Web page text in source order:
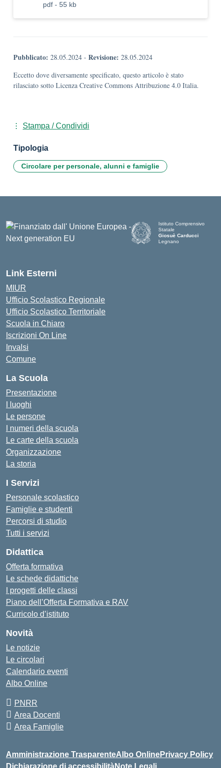
pdf - 55 kb
Pubblicato: 28.05.2024 - Revisione: 28.05.2024
Eccetto dove diversamente specificato, questo articolo è stato
rilasciato sotto Licenza Creative Commons Attribuzione 4.0 Italia.
Stampa / Condividi
Tipologia
Circolare per personale, alunni e famiglie
Istituto Comprensivo
Statale
Giosuè Carducci
Legnano
Link Esterni
MIUR
Ufficio Scolastico Regionale
Ufficio Scolastico Territoriale
Scuola in Chiaro
Iscrizioni On Line
Invalsi
Comune
La Scuola
Presentazione
I luoghi
Le persone
I numeri della scuola
Le carte della scuola
Organizzazione
La storia
I Servizi
Personale scolastico
Famiglie e studenti
Percorsi di studio
Tutti i servizi
Didattica
Offerta formativa
Le schede didattiche
I progetti delle classi
Piano dell’Offerta Formativa e RAV
Curricolo d’istituto
Novità
Le notizie
Le circolari
Calendario eventi
Albo Online
PNRR
Area Docenti
Area Famiglie
Amministrazione TrasparenteAlbo OnlinePrivacy Policy
Dichiarazione di accessibilità Note Legali